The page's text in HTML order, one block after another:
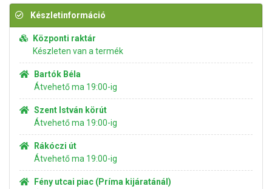
Készletinformáció
Központi raktár
Készleten van a termék
Bartók Béla
Átvehető ma 19:00-ig
Szent István körút
Átvehető ma 19:00-ig
Rákóczi út
Átvehető ma 19:00-ig
Fény utcai piac (Príma kijáratánál)